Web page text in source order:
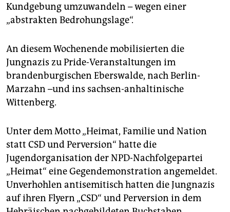
Kundgebung umzuwandeln – wegen einer
„abstrakten Bedrohungslage“.
An diesem Wochenende mobilisierten die
Jungnazis zu Pride-Veranstaltungen im
brandenburgischen Eberswalde, nach Berlin-
Marzahn –und ins sachsen-anhaltinische
Wittenberg.
Unter dem Motto „Heimat, Familie und Nation
statt CSD und Perversion“ hatte die
Jugendorganisation der NPD-Nachfolgepartei
„Heimat“ eine Gegendemonstration angemeldet.
Unverhohlen antisemitisch hatten die Jungnazis
auf ihren Flyern „CSD“ und Perversion in dem